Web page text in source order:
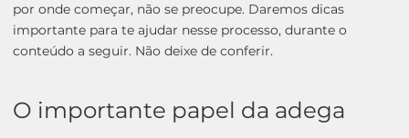
por onde começar, não se preocupe. Daremos dicas
importante para te ajudar nesse processo, durante o
conteúdo a seguir. Não deixe de conferir.
O importante papel da adega